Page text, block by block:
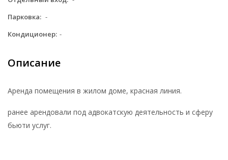
Парковка: -
Кондиционер: -
Описание
Аренда помещения в жилом доме, красная линия.
ранее арендовали под адвокатскую деятельность и сферу
бьюти услуг.